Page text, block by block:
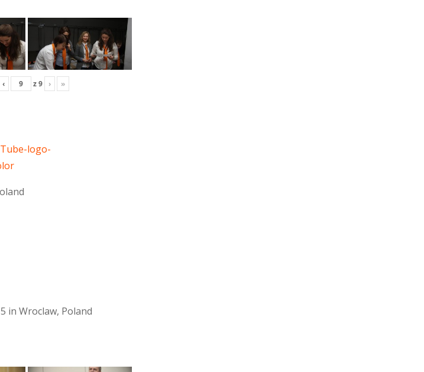
‹ z9 › »
in Wroclaw, Poland